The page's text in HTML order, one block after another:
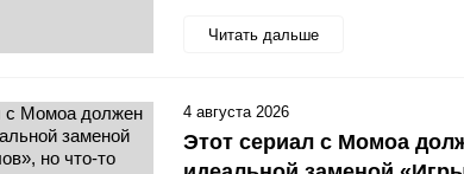
Читать дальше
Этот сериал с Момоа
4 августа 2026